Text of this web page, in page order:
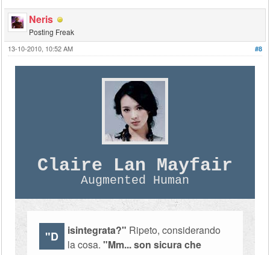
Neris
Posting Freak
#8
13-10-2010, 10:52 AM
Claire Lan Mayfair
Augmented Human
"D isintegrata?" Ripeto, considerando
la cosa."Mm... son sicura che